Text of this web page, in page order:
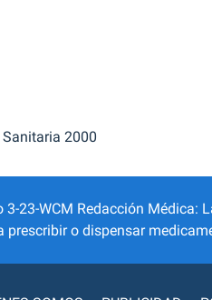
2000
3-23-WCM Redacción
prescribir o dispensar